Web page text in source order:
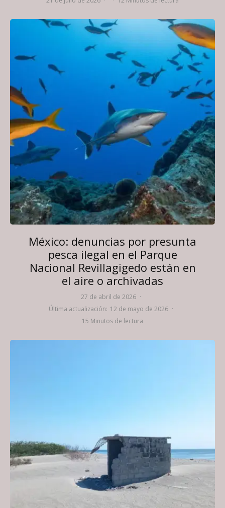
México: denuncias por presunta
pesca ilegal en el Parque
Nacional Revillagigedo están en
el aire o archivadas
27 de abril de 2026 ·
Última actualización: 12 de mayo de 2026 ·
15 Minutos de lectura